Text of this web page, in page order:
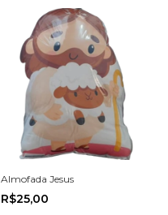
Almofada Jesus
R$25,00